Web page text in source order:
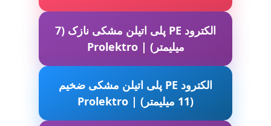
الکترود PE پلی اتیلن مشکی نازک (7
میلیمتر) | Prolektro
الکترود PE پلی اتیلن مشکی ضخیم
(11 میلیمتر) | Prolektro